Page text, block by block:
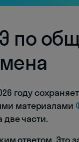
по
году
материалами
две части.
ответом. Это